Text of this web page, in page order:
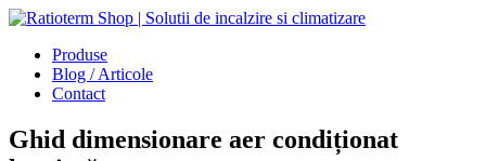
Produse
Blog / Articole
Contact
Ghid dimensionare aer condiționat